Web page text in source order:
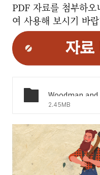
PDF 자료를 첨부하
여 사용해 보시기 바
Woodman
2.45MB